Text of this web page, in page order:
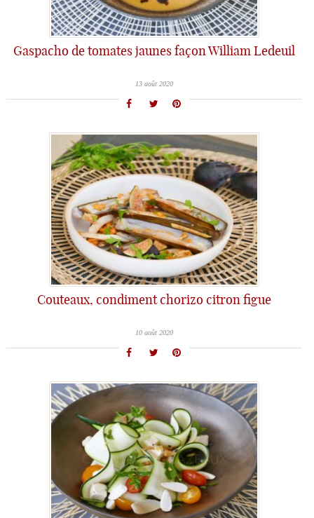
Gaspacho de tomates jaunes façon William Ledeuil
13 août 2020
Couteaux, condiment chorizo citron figue
10 août 2020